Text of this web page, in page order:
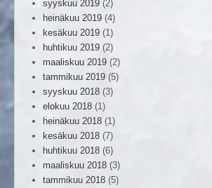
syyskuu 2019 (2)
heinäkuu 2019 (4)
kesäkuu 2019 (1)
huhtikuu 2019 (2)
maaliskuu 2019 (2)
tammikuu 2019 (5)
syyskuu 2018 (3)
elokuu 2018 (1)
heinäkuu 2018 (1)
kesäkuu 2018 (7)
huhtikuu 2018 (6)
maaliskuu 2018 (3)
tammikuu 2018 (5)